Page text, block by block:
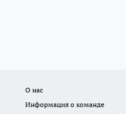
О нас
Информация о команде